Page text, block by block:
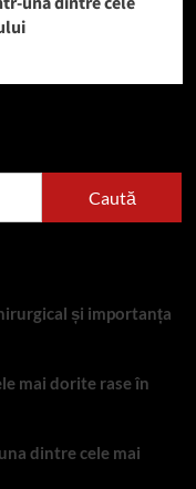
Caută
și importanța
mai dorite rase în
dintre cele mai